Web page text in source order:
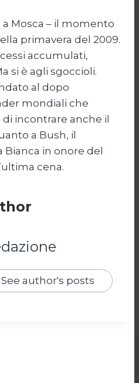
a Mosca – il momento
primavera del 2009.
accumulati,
si è agli sgoccioli.
al dopo
mondiali che
incontrare anche il
a Bush, il
Bianca in onore del
cena.
See author's posts